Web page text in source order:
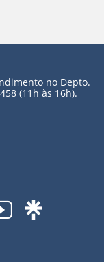
no Depto.
(11h às 16h).